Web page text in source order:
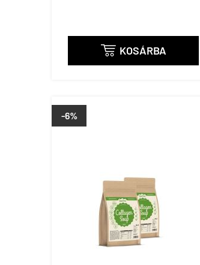
 KOSÁRBA
-6%